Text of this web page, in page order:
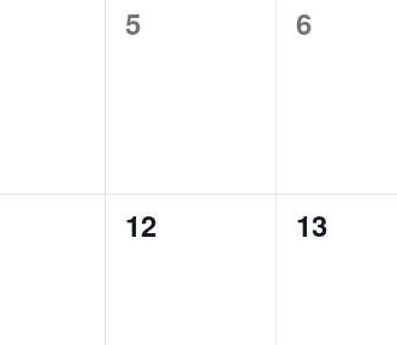
0
5
0
6
0
12
0
13